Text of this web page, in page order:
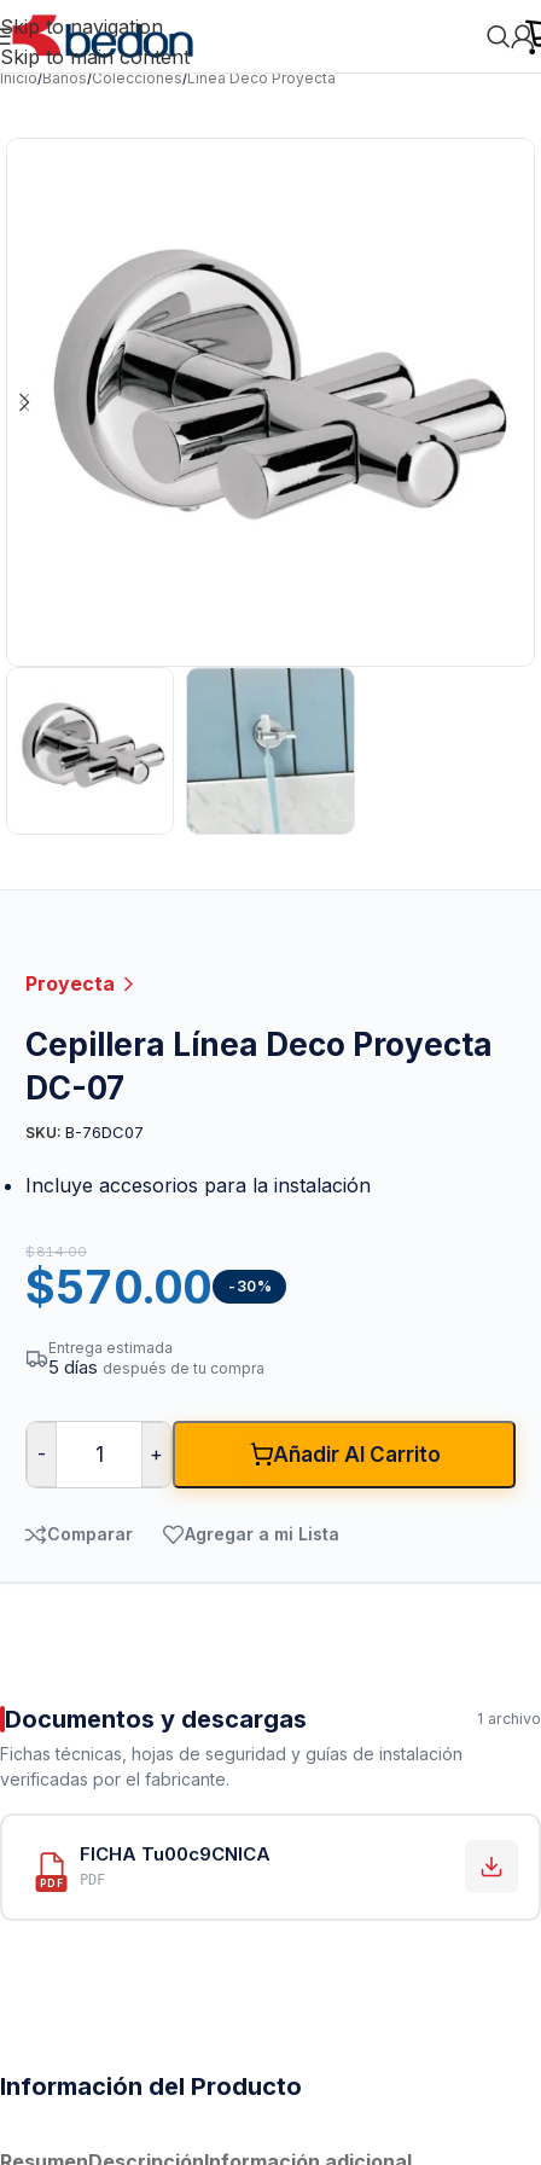
Skip to navigation
Skip to main content
Inicio/Baños/Colecciones/Línea Deco Proyecta
Proyecta
Cepillera Línea Deco Proyecta
DC-07
SKU: B-76DC07
Incluye accesorios para la instalación
$814.00
$570.00 -30%
Entrega estimada
5 días después de tu compra
- + Añadir Al Carrito
Comparar Agregar a mi Lista
Documentos y descargas 1 archivo
Fichas técnicas, hojas de seguridad y guías de instalación
verificadas por el fabricante.
PDF
FICHA Tu00c9CNICA
PDF
Información del Producto